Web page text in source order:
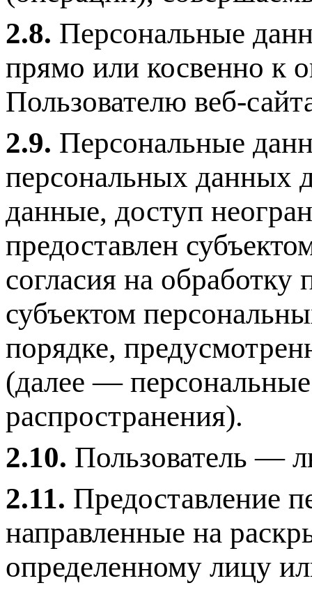
2.8. Персональные
прямо или косвенно к
Пользователю веб-
2.9. Персональные
персональных данных
данные, доступ
предоставлен
согласия на
субъектом
порядке,
(далее —
распространения).
2.10. Пользователь —
2.11. Предоставление
направленные на
определенному лицу